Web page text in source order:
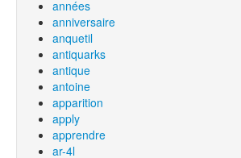
années
anniversaire
anquetil
antiquarks
antique
antoine
apparition
apply
apprendre
ar-4l